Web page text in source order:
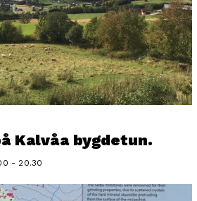
Kalvåa bygdetun.
- 20.30